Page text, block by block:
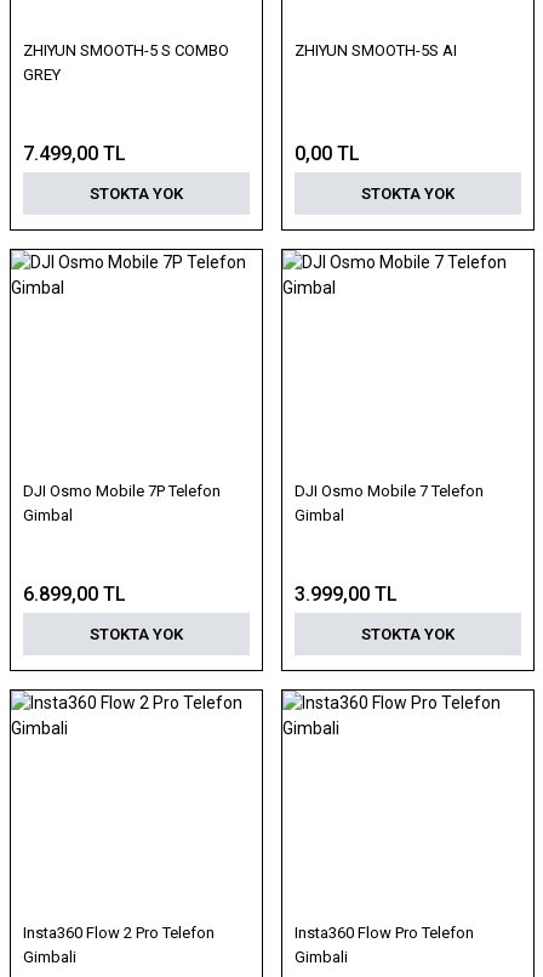
ZHIYUN SMOOTH-5 S COMBO
GREY
7.499,00 TL
STOKTA YOK
ZHIYUN SMOOTH-5S AI
0,00 TL
STOKTA YOK
DJI Osmo Mobile 7P Telefon
Gimbal
6.899,00 TL
STOKTA YOK
DJI Osmo Mobile 7 Telefon
Gimbal
3.999,00 TL
STOKTA YOK
Insta360 Flow 2 Pro Telefon
Gimbali
Insta360 Flow Pro Telefon
Gimbali